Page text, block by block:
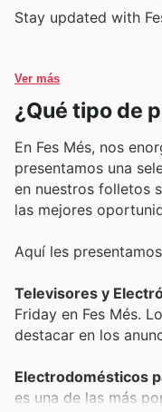
Stay updated with
Ver más
¿Qué tipo de
En Fes Més, nos
presentamos una
en nuestros folletos
las mejores
Aquí les
Televisores y
Friday en Fes Més.
destacar en los
Electrodomésticos
es una de las más